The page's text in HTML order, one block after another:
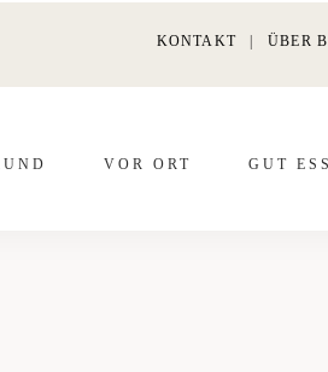
KONTAKT| ÜBER
VOR ORT GUT